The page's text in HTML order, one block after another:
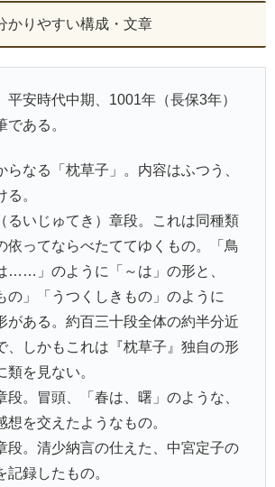
かりやすい構成・文章
平安時代中期、1001年（長保3年）
ある。
らなる「枕草子」。内容はふつう、
。
るいじゅてき）章段。これは同種類
依ってならべたててゆくもの。「鳥
」のように「～は」の形と、
の」「うつくしきもの」のように
がある。約百三十段全体の約半分近
、しかもこれは『枕草子』独自の形
を見ない。
段。冒頭、「春は、曙」のような、
想を交えたようなもの。
段。清少納言の仕えた、中宮定子の
録したもの。